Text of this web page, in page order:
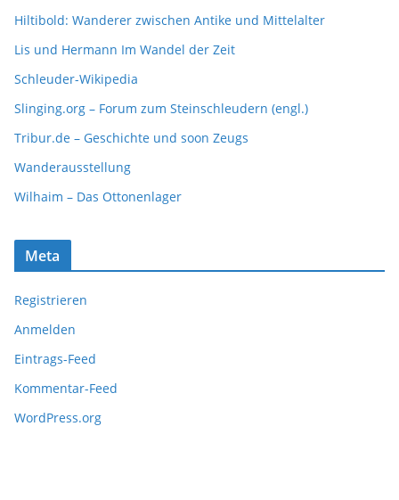
Hiltibold: Wanderer zwischen Antike und Mittelalter
Lis und Hermann Im Wandel der Zeit
Schleuder-Wikipedia
Slinging.org – Forum zum Steinschleudern (engl.)
Tribur.de – Geschichte und soon Zeugs
Wanderausstellung
Wilhaim – Das Ottonenlager
Meta
Registrieren
Anmelden
Eintrags-Feed
Kommentar-Feed
WordPress.org